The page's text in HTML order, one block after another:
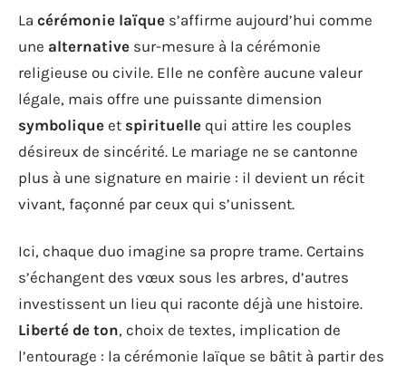
La cérémonie laïque s’affirme aujourd’hui comme
une alternative sur-mesure à la cérémonie
religieuse ou civile. Elle ne confère aucune valeur
légale, mais offre une puissante dimension
symbolique et spirituelle qui attire les couples
désireux de sincérité. Le mariage ne se cantonne
plus à une signature en mairie : il devient un récit
vivant, façonné par ceux qui s’unissent.
Ici, chaque duo imagine sa propre trame. Certains
s’échangent des vœux sous les arbres, d’autres
investissent un lieu qui raconte déjà une histoire.
Liberté de ton, choix de textes, implication de
l’entourage : la cérémonie laïque se bâtit à partir des